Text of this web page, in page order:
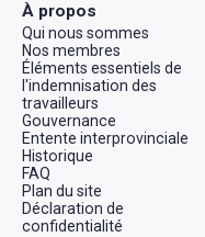
À propos
Qui nous sommes
Nos membres
Éléments essentiels de
l'indemnisation des
travailleurs
Gouvernance
Entente interprovinciale
Historique
FAQ
Plan du site
Déclaration de
confidentialité